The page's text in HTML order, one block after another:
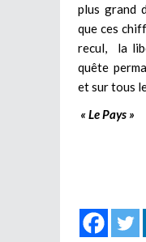
plus grand
que ces
recul, la
quête
et sur tous
« Le Pays »